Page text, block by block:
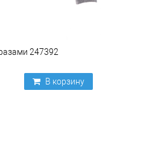
247392
В корзину